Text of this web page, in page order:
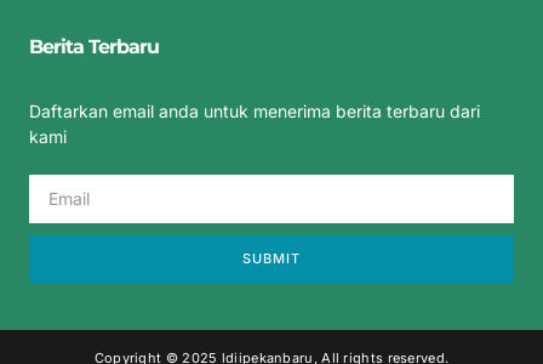
Berita Terbaru
Daftarkan email anda untuk menerima berita terbaru dari
kami
SUBMIT
Copyright © 2025 ldiipekanbaru, All rights reserved.